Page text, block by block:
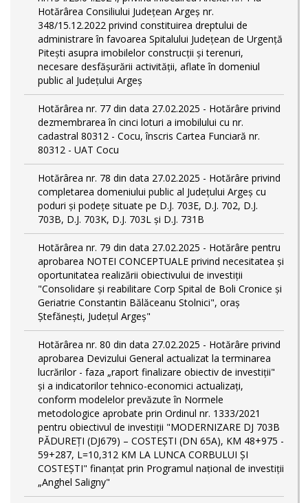
Hotărârea Consiliului Județean Argeș nr.
348/15.12.2022 privind constituirea dreptului de
administrare în favoarea Spitalului Județean de Urgență
Pitești asupra imobilelor construcții și terenuri,
necesare desfășurării activității, aflate în domeniul
public al Județului Argeș
Hotărârea nr. 77 din data 27.02.2025 - Hotărâre privind
dezmembrarea în cinci loturi a imobilului cu nr.
cadastral 80312 - Cocu, înscris Cartea Funciară nr.
80312 - UAT Cocu
Hotărârea nr. 78 din data 27.02.2025 - Hotărâre privind
completarea domeniului public al Judeţului Argeş cu
poduri și podețe situate pe D.J. 703E, D.J. 702, D.J.
703B, D.J. 703K, D.J. 703L și D.J. 731B
Hotărârea nr. 79 din data 27.02.2025 - Hotărâre pentru
aprobarea NOTEI CONCEPTUALE privind necesitatea și
oportunitatea realizării obiectivului de investiții
"Consolidare și reabilitare Corp Spital de Boli Cronice și
Geriatrie Constantin Bălăceanu Stolnici", oraș
Ștefănești, Județul Argeș"
Hotărârea nr. 80 din data 27.02.2025 - Hotărâre privind
aprobarea Devizului General actualizat la terminarea
lucrărilor - faza „raport finalizare obiectiv de investiţii"
și a indicatorilor tehnico-economici actualizați,
conform modelelor prevăzute în Normele
metodologice aprobate prin Ordinul nr. 1333/2021
pentru obiectivul de investiții "MODERNIZARE DJ 703B
PĂDUREȚI (DJ679) – COSTEȘTI (DN 65A), KM 48+975 -
59+287, L=10,312 KM LA LUNCA CORBULUI ȘI
COSTEȘTI" finanțat prin Programul național de investiții
„Anghel Saligny"